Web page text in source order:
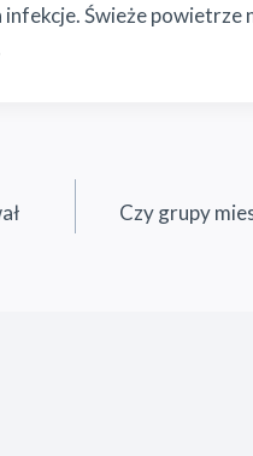
Świeże powietrze
Czy grupy